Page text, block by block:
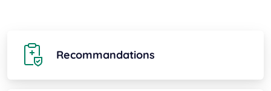
Recommandations